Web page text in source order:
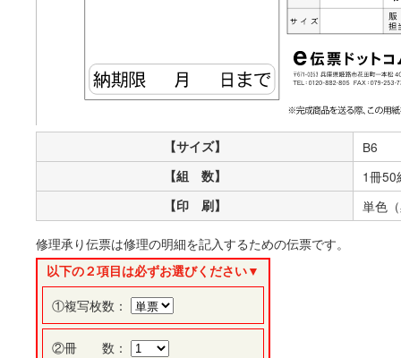
【サイズ】 B6
【組 数】 1冊50
【印 刷】 単色
修理承り伝票は修理の明細を記入するための伝票です。
以下の２項目は必ずお選びください▼
①複写枚数：
②冊 数：